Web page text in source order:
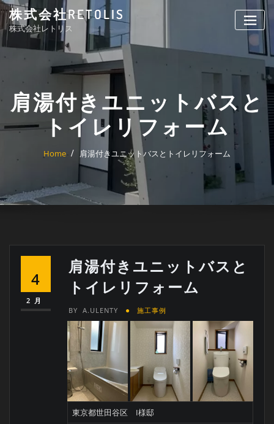
Skip
to
content
株式会社RETOLIS
株式会社レトリス
肩湯付きユニットバスと
トイレリフォーム
Home 肩湯付きユニットバスとトイレリフォーム
4
2月
肩湯付きユニットバスと
トイレリフォーム
BY A.ULENTY 施工事例
東京都世田谷区 I様邸